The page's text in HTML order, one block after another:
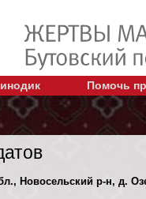
Помочь
Новосельский р-н, д.